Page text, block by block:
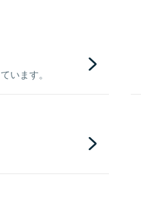
います。